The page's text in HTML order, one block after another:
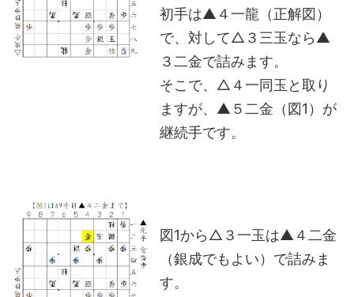
初手は▲４一龍（正解図）
で、対して△３三玉なら▲
３二金で詰みます。
そこで、△４一同玉と取り
ますが、▲５二金（図1）が
継続手です。
図1から△３一玉は▲４二金
（銀成でもよい）で詰みま
す。